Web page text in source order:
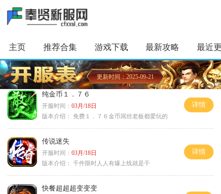
主页 推荐合集 游戏下载 最新攻略 最近
更新时间：2025-09-21
纯金币１．７６
开服时间： 03月/18日
版本介绍： 免费１．７６金币屌丝老板都爱玩的
详情
传说迷失
开服时间： 03月/18日
版本介绍： 千件限时人人有爆上线就是干
详情
快餐超超超变变变